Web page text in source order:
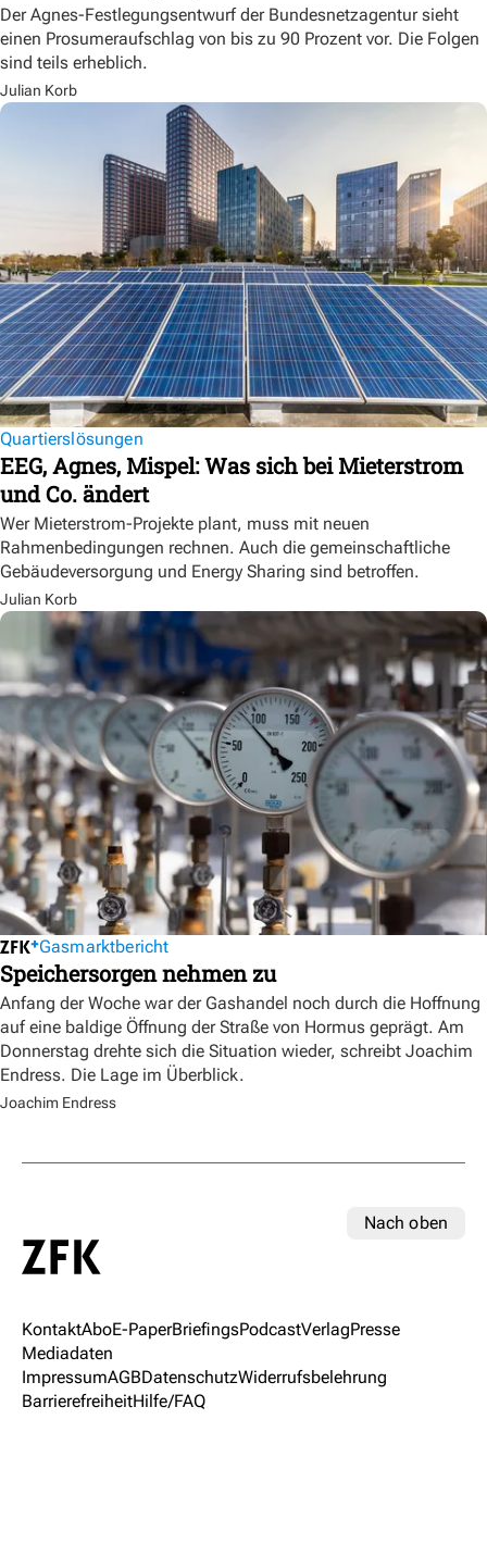
Der Agnes-Festlegungsentwurf der Bundesnetzagentur sieht
einen Prosumeraufschlag von bis zu 90 Prozent vor. Die Folgen
sind teils erheblich.
Julian Korb
Quartierslösungen
EEG, Agnes, Mispel: Was sich bei Mieterstrom
und Co. ändert
Wer Mieterstrom-Projekte plant, muss mit neuen
Rahmenbedingungen rechnen. Auch die gemeinschaftliche
Gebäudeversorgung und Energy Sharing sind betroffen.
Julian Korb
Gasmarktbericht
Speichersorgen nehmen zu
Anfang der Woche war der Gashandel noch durch die Hoffnung
auf eine baldige Öffnung der Straße von Hormus geprägt. Am
Donnerstag drehte sich die Situation wieder, schreibt Joachim
Endress. Die Lage im Überblick.
Joachim Endress
Nach oben
KontaktAboE-PaperBriefingsPodcastVerlagPresse
Mediadaten
ImpressumAGBDatenschutzWiderrufsbelehrung
BarrierefreiheitHilfe/FAQ